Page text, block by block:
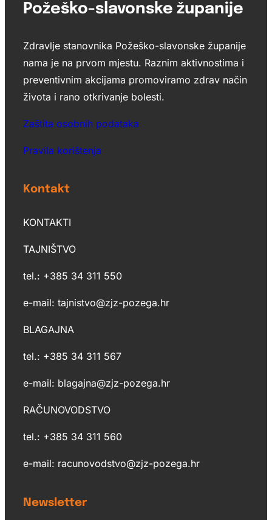
Požeško-slavonske županije
Zdravlje stanovnika Požeško-slavonske županije
nama je na prvom mjestu. Raznim aktivnostima i
preventivnim akcijama promoviramo zdrav način
života i rano otkrivanje bolesti.
Zaštita osobnih podataka
Pravila korištenja
Kontakt
KONTAKTI
TAJNIŠTVO
tel.: +385 34 311 550
e-mail: tajnistvo@zjz-pozega.hr
BLAGAJNA
tel.: +385 34 311 567
e-mail: blagajna@zjz-pozega.hr
RAČUNOVODSTVO
tel.: +385 34 311 560
e-mail: racunovodstvo@zjz-pozega.hr
Newsletter